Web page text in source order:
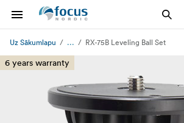
Uz Sākumlapu ... RX-75B Leveling Ball Set
6 years warranty